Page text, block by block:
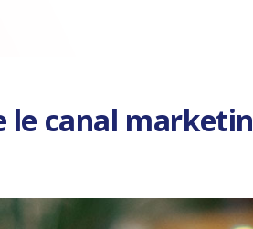
le canal